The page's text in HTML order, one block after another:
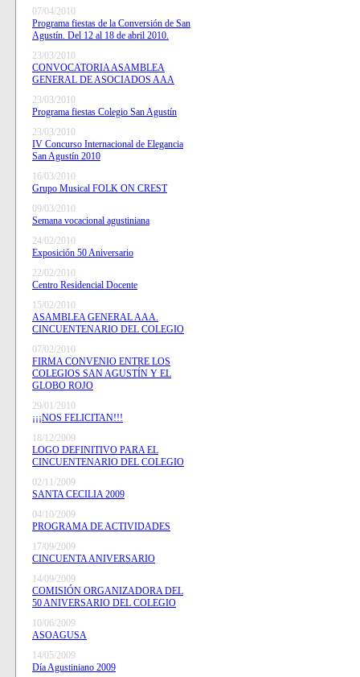
07/04/2010
Programa fiestas de la Conversión de San
Agustín. Del 12 al 18 de abril 2010.
23/03/2010
CONVOCATORIA ASAMBLEA
GENERAL DE ASOCIADOS AAA
23/03/2010
Programa fiestas Colegio San Agustín
23/03/2010
IV Concurso Internacional de Elegancia
San Agustín 2010
16/03/2010
Grupo Musical FOLK ON CREST
09/03/2010
Semana vocacional agustiniana
24/02/2010
Exposición 50 Aniversario
22/02/2010
Centro Residencial Docente
15/02/2010
ASAMBLEA GENERAL AAA.
CINCUENTENARIO DEL COLEGIO
07/02/2010
FIRMA CONVENIO ENTRE LOS
COLEGIOS SAN AGUSTÍN Y EL
GLOBO ROJO
29/01/2010
¡¡¡NOS FELICITAN!!!
18/12/2009
LOGO DEFINITIVO PARA EL
CINCUENTENARIO DEL COLEGIO
02/11/2009
SANTA CECILIA 2009
04/10/2009
PROGRAMA DE ACTIVIDADES
17/09/2009
CINCUENTA ANIVERSARIO
14/09/2009
COMISIÓN ORGANIZADORA DEL
50 ANIVERSARIO DEL COLEGIO
10/06/2009
ASOAGUSA
14/05/2009
Día Agustiniano 2009